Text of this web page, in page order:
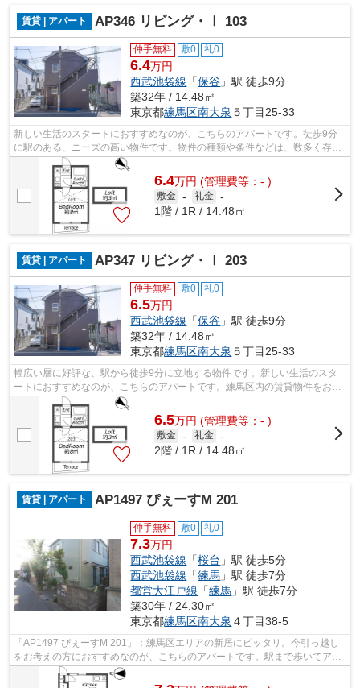
賃貸 | アパート AP346 リビング・Ⅰ 103
仲手無料 敷0 礼0
6.4万円
西武池袋線 「保谷 」駅 徒歩9分
築32年 / 14.48㎡
東京都練馬区南大泉 ５丁目25-33
新しい生活のスタートにおすすめなのが、こちらのアパートです。徒歩9分
に駅のある、ニーズの高い物件です。物件の種類や条件などは、数多く存在
します。お客さまのご希望により近い物...
6.4万円 (管理費等：- )
敷金 - 礼金 -
1階 / 1R / 14.48㎡
賃貸 | アパート AP347 リビング・Ⅰ 203
仲手無料 敷0 礼0
6.5万円
西武池袋線 「保谷 」駅 徒歩9分
築32年 / 14.48㎡
東京都練馬区南大泉 ５丁目25-33
幅広い層に好評な、駅から徒歩9分に立地する物件です。新しい生活のスタ
ートにおすすめなのが、こちらのアパートです。練馬区内の賃貸物件をお探
しなら、保谷周辺はいかがですか。ご要...
6.5万円 (管理費等：- )
敷金 - 礼金 -
2階 / 1R / 14.48㎡
賃貸 | アパート AP1497 ぴぇーすM 201
仲手無料 敷0 礼0
7.3万円
西武池袋線 「桜台 」駅 徒歩5分
西武池袋線 「練馬 」駅 徒歩7分
都営大江戸線 「練馬 」駅 徒歩7分
築30年 / 24.30㎡
東京都練馬区南大泉 ４丁目38-5
「AP1497 ぴぇーすM 201」：練馬区エリアの新居にピッタリ。今引っ越し
をお考えの方におすすめなのが、こちらのアパートです。駅まで歩いてアク
セスできる、徒歩5分の距離に立地する物...